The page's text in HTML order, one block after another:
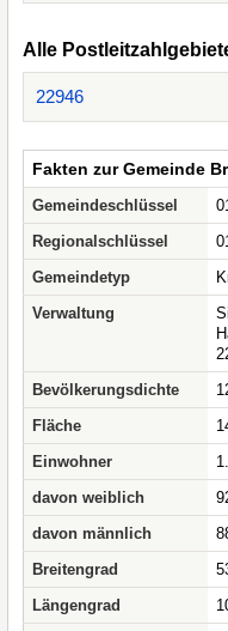
Alle
22946
Fakten zur Gemeinde
Gemeindeschlüssel
Regionalschlüssel
Gemeindetyp
Verwaltung
Bevölkerungsdichte
Fläche
Einwohner
davon weiblich
davon männlich
Breitengrad
Längengrad